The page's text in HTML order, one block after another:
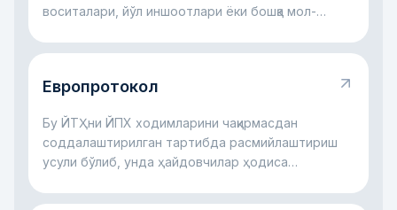
воситалари, йўл иншоотлари ёки бошқа мол-
Европротокол
Бу ЙТҲни ЙПХ ходимларини чақирмасдан
соддалаштирилган тартибда расмийлаштириш
усули бўлиб, унда ҳайдовчилар ҳодиса